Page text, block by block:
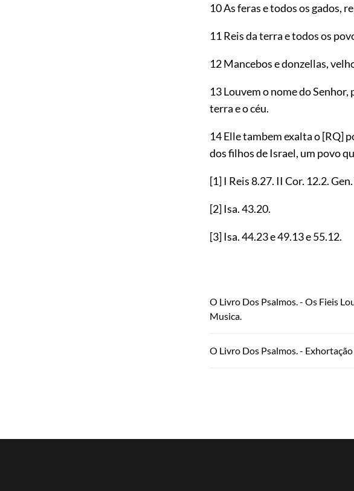
10 As feras e todos os gados,
11 Reis da terra e todos os
12 Mancebos e donzellas,
13 Louvem o nome do Senhor,
terra e o céu.
14 Elle tambem exalta o[RQ]
dos filhos de Israel, um povo
[1]I Reis8.27. II Cor. 12.2. Gen.
[2]Isa.43.20.
[3]Isa.44.23e49.13e55.12.
O Livro Dos Psalmos. - Os Fieis
Musica.
O Livro Dos Psalmos. -